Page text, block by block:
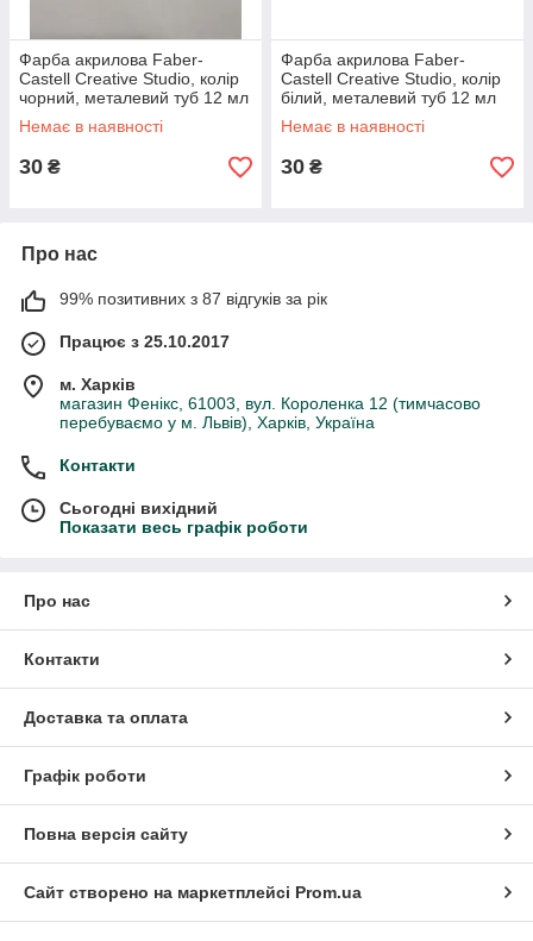
Фарба акрилова Faber-
Castell Creative Studio, колір
чорний, металевий туб 12 мл
Немає в наявності
30 ₴
Фарба акрилова Faber-
Castell Creative Studio, колір
білий, металевий туб 12 мл
Немає в наявності
30 ₴
Про нас
99% позитивних з 87 відгуків за рік
Працює з 25.10.2017
м. Харків
магазин Фенікс, 61003, вул. Короленка 12 (тимчасово
перебуваємо у м. Львів), Харків, Україна
Контакти
Сьогодні вихідний
Показати весь графік роботи
Про нас
Контакти
Доставка та оплата
Графік роботи
Повна версія сайту
Сайт створено на маркетплейсі Prom.ua